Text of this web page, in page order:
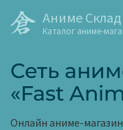
Аниме Склад
Каталог аниме-
Сеть
«Fast
Онлайн аниме-